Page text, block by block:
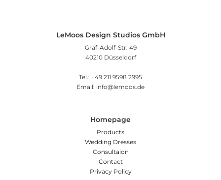
LeMoos Design Studios GmbH
Graf-Adolf-Str. 49
40210 Düsseldorf
Tel.: +49 211 9598 2995
Email: info@lemoos.de
Homepage
Products
Wedding Dresses
Consultaion
Contact
Privacy Policy